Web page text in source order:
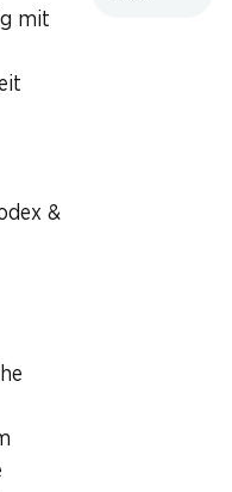
mit
&
- / M-Card